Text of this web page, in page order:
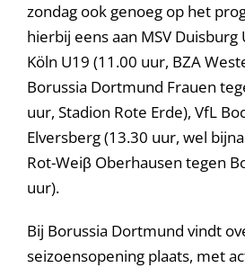
zondag ook genoeg op het
hierbij eens aan MSV Duisburg
Köln U19 (11.00 uur, BZA
Borussia Dortmund Frauen
uur, Stadion Rote Erde), VfL
Elversberg (13.30 uur, wel
Rot-Weiβ Oberhausen tegen
uur).
Bij Borussia Dortmund vindt
seizoensopening plaats, met